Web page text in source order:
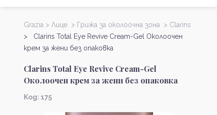
Grazia > Лице > Грижа за околоочна зона > Clarins
> Clarins Total Eye Revive Cream-Gel Околоочен
крем за жени без опаковка
Clarins Total Eye Revive Cream-Gel
Околоочен крем за жени без опаковка
Kод: 175